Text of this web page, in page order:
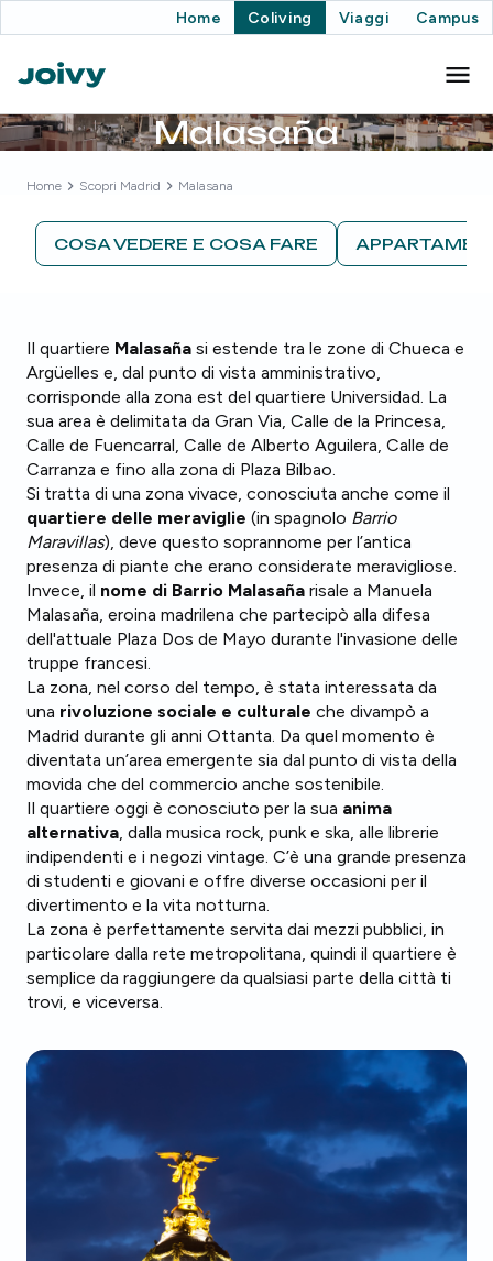
Home Coliving Viaggi Campus
Malasaña
Home Scopri Madrid Malasana
COSA VEDERE E COSA FARE
Il quartiere Malasaña si estende tra le zone di Chueca e
Argüelles e, dal punto di vista amministrativo,
corrisponde alla zona est del quartiere Universidad. La
sua area è delimitata da Gran Via, Calle de la Princesa,
Calle de Fuencarral, Calle de Alberto Aguilera, Calle de
Carranza e fino alla zona di Plaza Bilbao.
Si tratta di una zona vivace, conosciuta anche come il
quartiere delle meraviglie (in spagnolo Barrio
Maravillas), deve questo soprannome per l’antica
presenza di piante che erano considerate meravigliose.
Invece, il nome di Barrio Malasaña risale a Manuela
Malasaña, eroina madrilena che partecipò alla difesa
dell'attuale Plaza Dos de Mayo durante l'invasione delle
truppe francesi.
La zona, nel corso del tempo, è stata interessata da
una rivoluzione sociale e culturale che divampò a
Madrid durante gli anni Ottanta. Da quel momento è
diventata un’area emergente sia dal punto di vista della
movida che del commercio anche sostenibile.
Il quartiere oggi è conosciuto per la sua anima
alternativa, dalla musica rock, punk e ska, alle librerie
indipendenti e i negozi vintage. C’è una grande presenza
di studenti e giovani e offre diverse occasioni per il
divertimento e la vita notturna.
La zona è perfettamente servita dai mezzi pubblici, in
particolare dalla rete metropolitana, quindi il quartiere è
semplice da raggiungere da qualsiasi parte della città ti
trovi, e viceversa.